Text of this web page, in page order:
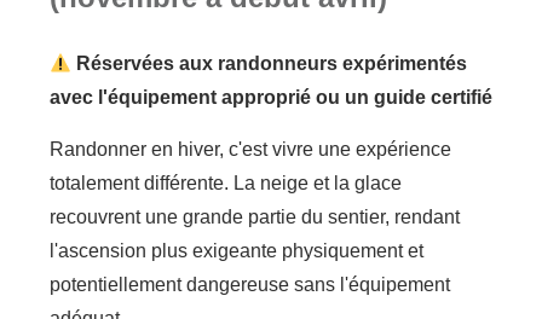
Réservées aux randonneurs expérimentés
avec l'équipement approprié ou un guide certifié
Randonner en hiver, c'est vivre une expérience
totalement différente. La neige et la glace
recouvrent une grande partie du sentier, rendant
l'ascension plus exigeante physiquement et
potentiellement dangereuse sans l'équipement